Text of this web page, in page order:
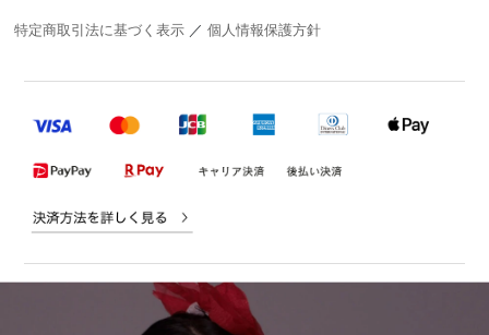
特定商取引法に基づく表示 ／個人情報保護方針